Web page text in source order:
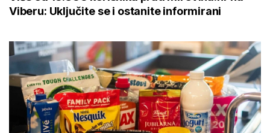
Viberu: Uključite se i ostanite informirani